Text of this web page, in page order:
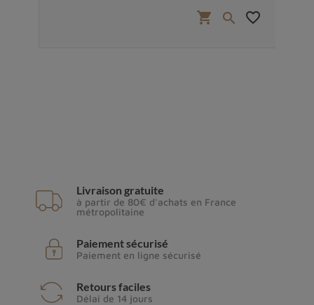
shopping_cart  favorite_border
Livraison gratuite
à partir de 80€ d'achats en France
métropolitaine
Paiement sécurisé
Paiement en ligne sécurisé
Retours faciles
Délai de 14 jours